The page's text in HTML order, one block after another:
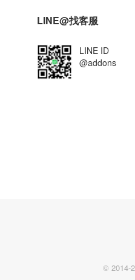
LINE@找客服
LINE ID
@addons
© 2014-